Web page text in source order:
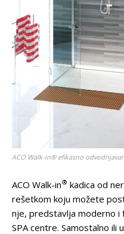
ACO Walk-in® efikasno
ACO Walk-in® kadica od
rešetkom koju možete
nje, predstavlja moderno i
SPA centre. Samostalno ili